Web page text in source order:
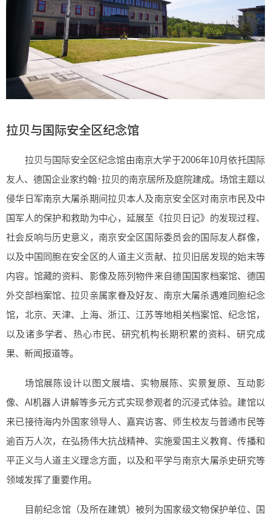
拉贝与国际安全区纪念馆
拉贝与国际安全区纪念馆由南京大学于2006年10月依托国际
友人、德国企业家约翰·拉贝的南京居所及庭院建成。场馆主题以
侵华日军南京大屠杀期间拉贝本人及南京安全区对南京市民及中
国军人的保护和救助为中心，延展至《拉贝日记》的发现过程、
社会反响与历史意义，南京安全区国际委员会的国际友人群像，
以及中国同胞在安全区的人道主义贡献、拉贝旧居发现的始末等
内容。馆藏的资料、影像及陈列物件来自德国国家档案馆、德国
外交部档案馆、拉贝亲属家眷及好友、南京大屠杀遇难同胞纪念
馆，北京、天津、上海、浙江、江苏等地相关档案馆、纪念馆，
以及诸多学者、热心市民、研究机构长期积累的资料、研究成
果、新闻报道等。
场馆展陈设计以图文展墙、实物展陈、实景复原、互动影
像、AI机器人讲解等多元方式实现参观者的沉浸式体验。建馆以
来已接待海内外国家领导人、嘉宾访客、师生校友与普通市民等
逾百万人次，在弘扬伟大抗战精神、实施爱国主义教育、传播和
平正义与人道主义理念方面，以及和平学与南京大屠杀史研究等
领域发挥了重要作用。
目前纪念馆（及所在建筑）被列为国家级文物保护单位、国